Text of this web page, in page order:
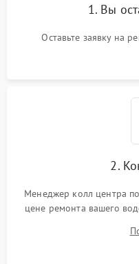
1. Вы
Оставьте заявку на
2.
Менеджер колл центра
цене ремонта вашего